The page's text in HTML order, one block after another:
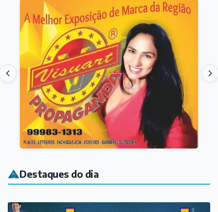
Destaques do dia